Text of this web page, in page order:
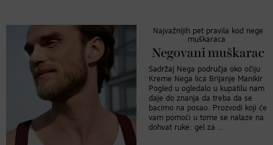
Najvažnijih pet pravila kod nege
muškaraca.
Negovani muškarac
Sadržaj Nega područja oko očiju
Kreme Nega lica Brijanje Manikir
Pogled u ogledalo u kupatilu nam
daje do znanja da treba da se
bacimo na posao. Prozvodi koji će
vam pomoći u tome se nalaze na
dohvat ruke: gel za …